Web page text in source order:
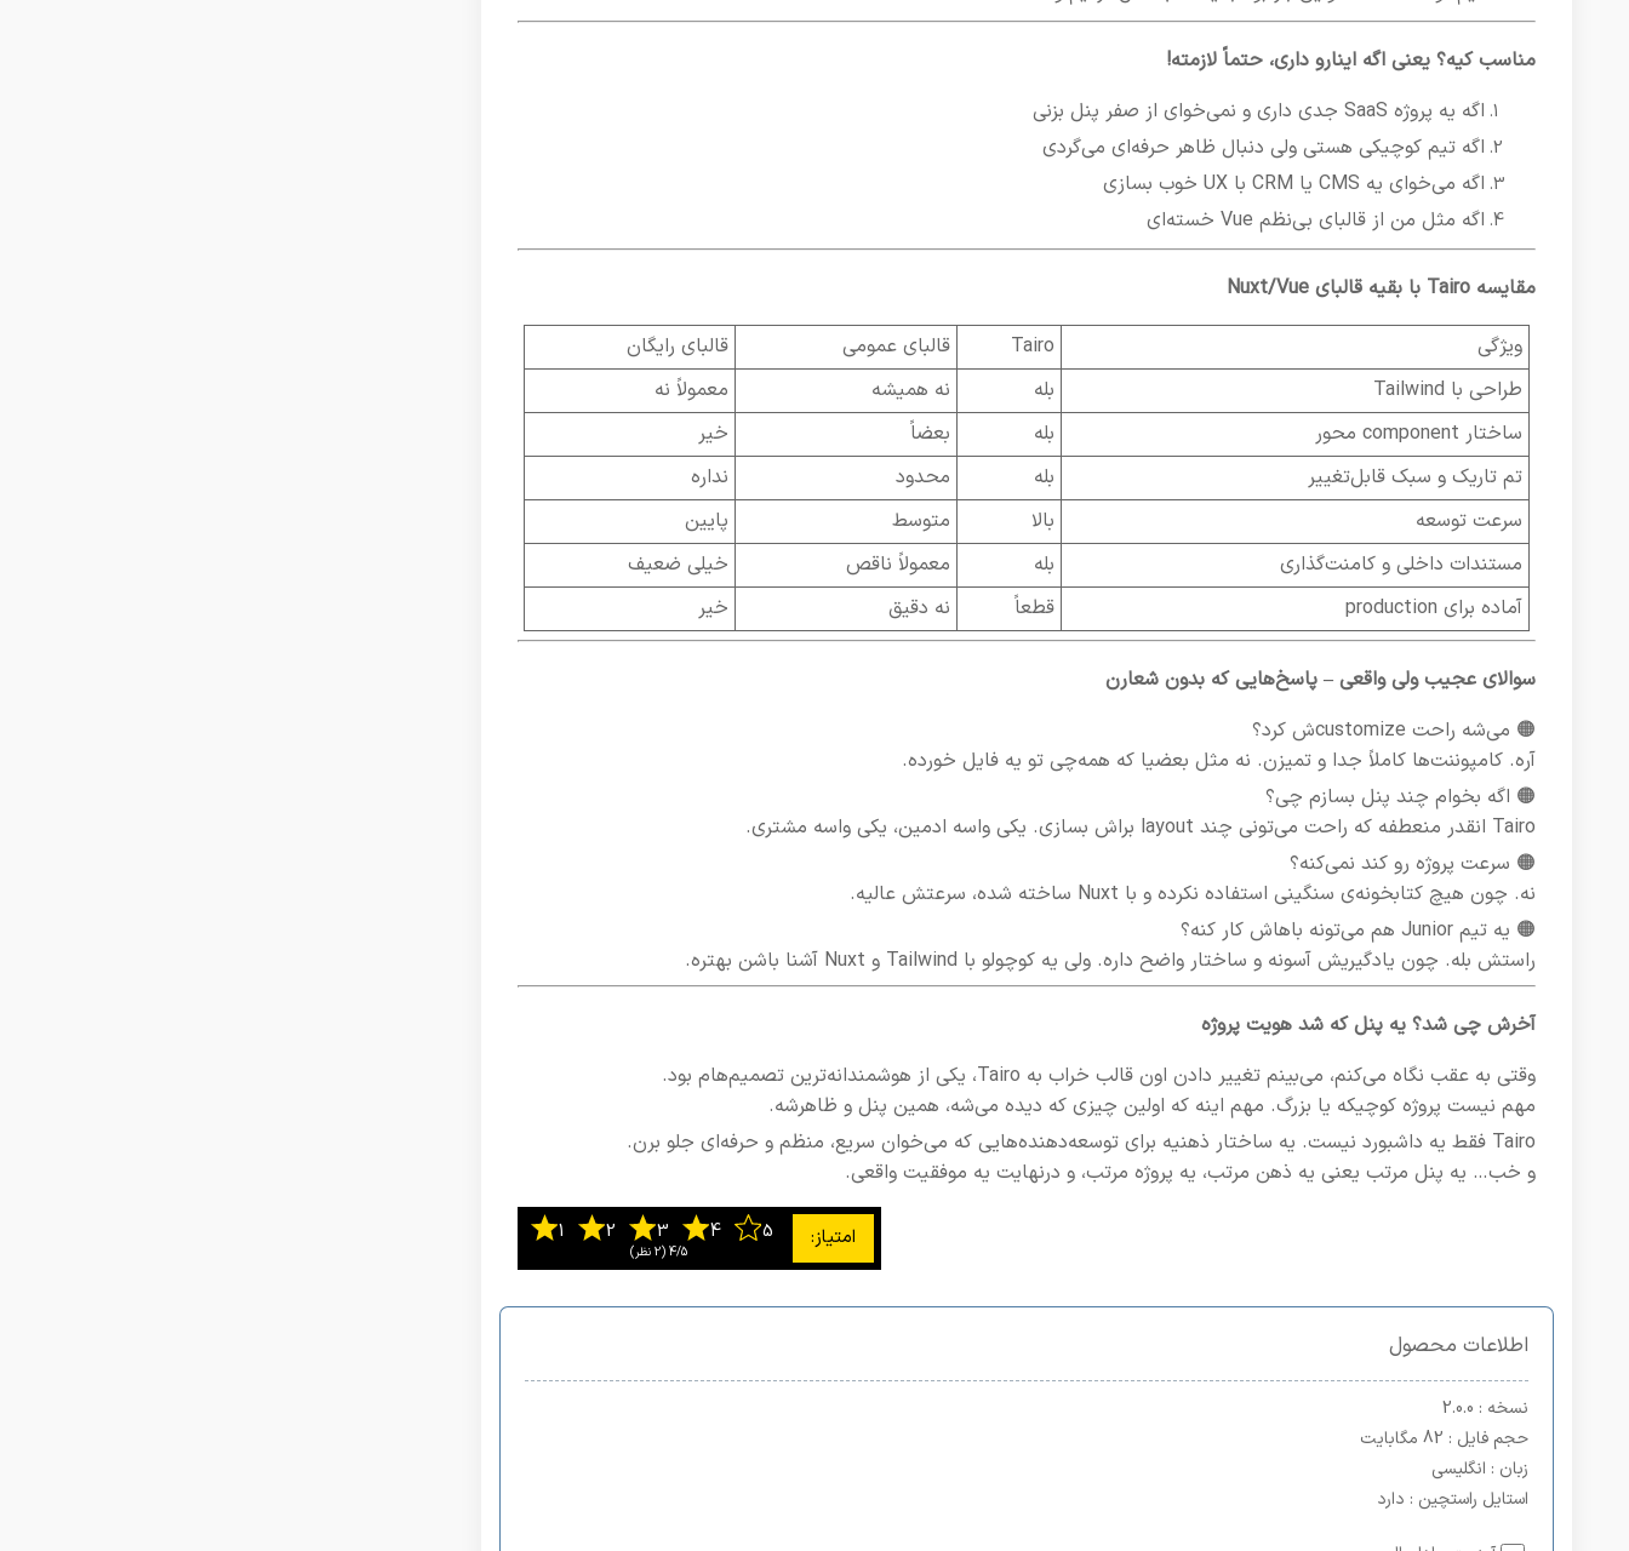
مناسب کیه؟ یعنی اگه اینارو داری، حتماً لازمته!
اگه یه پروژه SaaS جدی داری و نمی‌خوای از صفر پنل بزنی
اگه تیم کوچیکی هستی ولی دنبال ظاهر حرفه‌ای می‌گردی
اگه می‌خوای یه CMS یا CRM با UX خوب بسازی
اگه مثل من از قالبای بی‌نظم Vue خسته‌ای
مقایسه Tairo با بقیه قالبای Nuxt/Vue
ویژگی
Tairo قالبای عمومی
قالبای رایگان
طراحی با Tailwind
بله نه همیشه
معمولاً نه
ساختار component محور
بله بعضاً
خیر
تم تاریک و سبک قابل‌تغییر
بله محدود
نداره
سرعت توسعه
بالا متوسط
پایین
مستندات داخلی و کامنت‌گذاری
بله معمولاً ناقص
خیلی ضعیف
آماده برای production
قطعاً نه دقیق خیر
سوالای عجیب ولی واقعی – پاسخ‌هایی که بدون شعارن
🟠 می‌شه راحت customizeش کرد؟
آره. کامپوننت‌ها کاملاً جدا و تمیزن. نه مثل بعضیا که همه‌چی تو یه فایل خورده.
🟠 اگه بخوام چند پنل بسازم چی؟
Tairo انقدر منعطفه که راحت می‌تونی چند layout براش بسازی. یکی واسه ادمین، یکی واسه مشتری.
🟠 سرعت پروژه رو کند نمی‌کنه؟
نه. چون هیچ کتابخونه‌ی سنگینی استفاده نکرده و با Nuxt ساخته شده، سرعتش عالیه.
🟠 یه تیم Junior هم می‌تونه باهاش کار کنه؟
راستش بله. چون یادگیریش آسونه و ساختار واضح داره. ولی یه کوچولو با Tailwind و Nuxt آشنا باشن بهتره.
آخرش چی شد؟ یه پنل که شد هویت پروژه
وقتی به عقب نگاه می‌کنم، می‌بینم تغییر دادن اون قالب خراب به Tairo، یکی از هوشمندانه‌ترین تصمیم‌هام بود.
مهم نیست پروژه کوچیکه یا بزرگ. مهم اینه که اولین چیزی که دیده می‌شه، همین پنل و ظاهرشه.
Tairo فقط یه داشبورد نیست. یه ساختار ذهنیه برای توسعه‌دهنده‌هایی که می‌خوان سریع، منظم و حرفه‌ای جلو برن.
و خب… یه پنل مرتب یعنی یه ذهن مرتب، یه پروژه مرتب، و درنهایت یه موفقیت واقعی.
4/5
اطلاعات محصول
نسخه : 2.0.0
حجم فایل : 82 مگابایت
زبان : انگلیسی
استایل راستچین : دارد